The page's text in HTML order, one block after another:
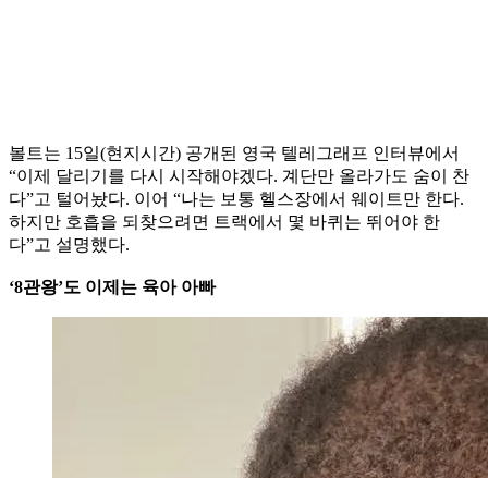
볼트는 15일(현지시간) 공개된 영국 텔레그래프 인터뷰에서
“이제 달리기를 다시 시작해야겠다. 계단만 올라가도 숨이 찬
다”고 털어놨다. 이어 “나는 보통 헬스장에서 웨이트만 한다.
하지만 호흡을 되찾으려면 트랙에서 몇 바퀴는 뛰어야 한
다”고 설명했다.
‘8관왕’도 이제는 육아 아빠